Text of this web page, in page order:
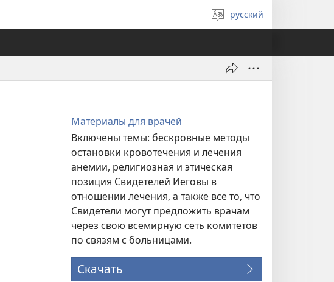
Выберите
язык
русский
Материалы для врачей
Включены темы: бескровные методы
остановки кровотечения и лечения
анемии, религиозная и этическая
позиция Свидетелей Иеговы в
отношении лечения, а также все то, что
Свидетели могут предложить врачам
через свою всемирную сеть комитетов
по связям с больницами.
Скачать